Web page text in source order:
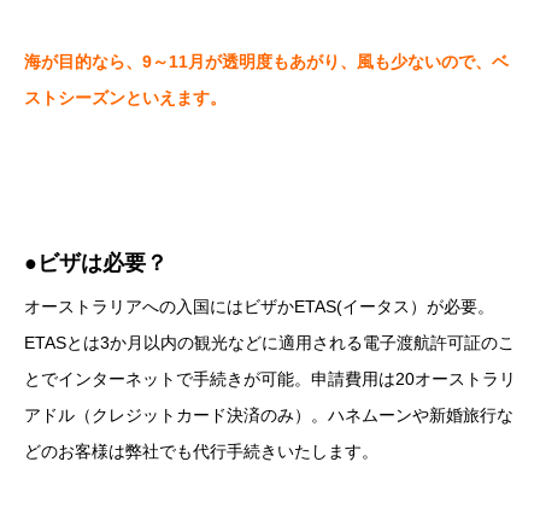
海が目的なら、9～11月が透明度もあがり、風も少ないので、ベ
ストシーズンといえます。
●ビザは必要？
オーストラリアへの入国にはビザかETAS(イータス）が必要。
ETASとは3か月以内の観光などに適用される電子渡航許可証のこ
とでインターネットで手続きが可能。申請費用は20オーストラリ
アドル（クレジットカード決済のみ）。ハネムーンや新婚旅行な
どのお客様は弊社でも代行手続きいたします。